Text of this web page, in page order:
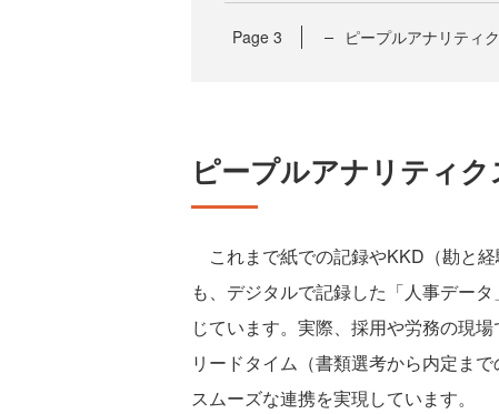
Page 3 ピープルアナリティ
ピープルアナリティ
これまで紙での記録やKKD（勘と
も、デジタルで記録した「人事デー
じています。実際、採用や労務の現
リードタイム（書類選考から内定ま
スムーズな連携を実現しています。